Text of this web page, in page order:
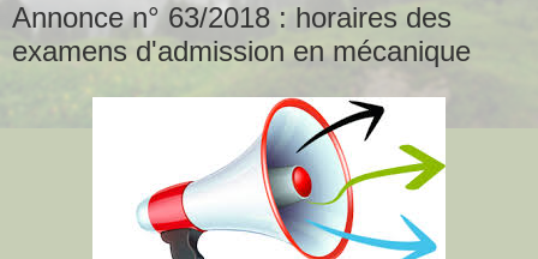
Annonce n° 63/2018 : horaires des
examens d'admission en mécanique